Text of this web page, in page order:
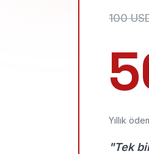
100
Yıllık
"Tek